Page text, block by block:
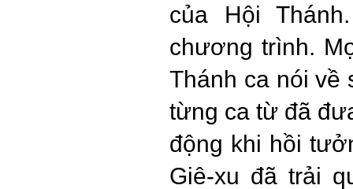
của Hội
chương trình.
Thánh ca nói về
từng ca từ đã
động khi hồi
Giê-xu đã trải